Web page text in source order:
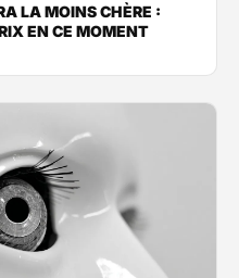
LA MOINS CHÈRE :
EN CE MOMENT